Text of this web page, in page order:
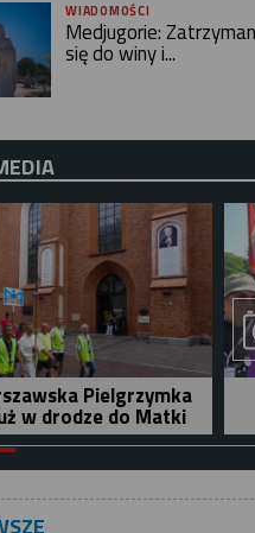
WIADOMOŚCI
Medjugorie:
się do winy i...
Pielgrzymka
w drodze do Matki